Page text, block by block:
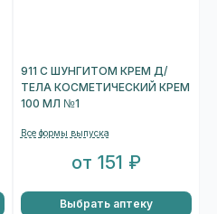
911 С ШУНГИТОМ КРЕМ Д/
ТЕЛА КОСМЕТИЧЕСКИЙ КРЕМ
100 МЛ №1
Все формы выпуска
от 151 ₽
Выбрать аптеку